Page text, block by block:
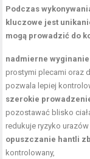
Podczas
kluczowe jest
mogą prowadzić do
nadmierne
prostymi plecami oraz
pozwala lepiej
szerokie
pozostawać blisko
redukuje ryzyko
opuszczanie hantli
kontrolowany,